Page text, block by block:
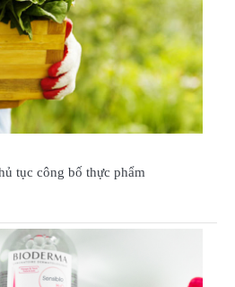
tục công bố thực phẩm